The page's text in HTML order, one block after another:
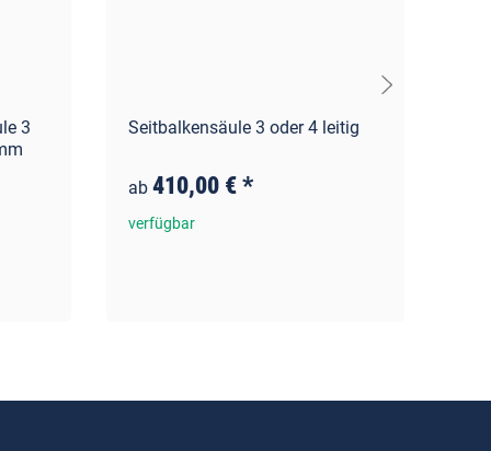
3
Seitbalkensäule 3 oder 4 leitig
ab 410,00 €*
verfügbar